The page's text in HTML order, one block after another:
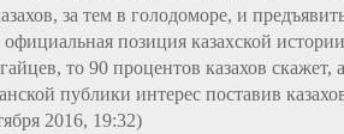
за тем в голодоморе, и
позиция казахской
то 90 процентов казахов
публики интерес поставив
2016, 19:32)